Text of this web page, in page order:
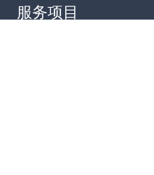
服务项目